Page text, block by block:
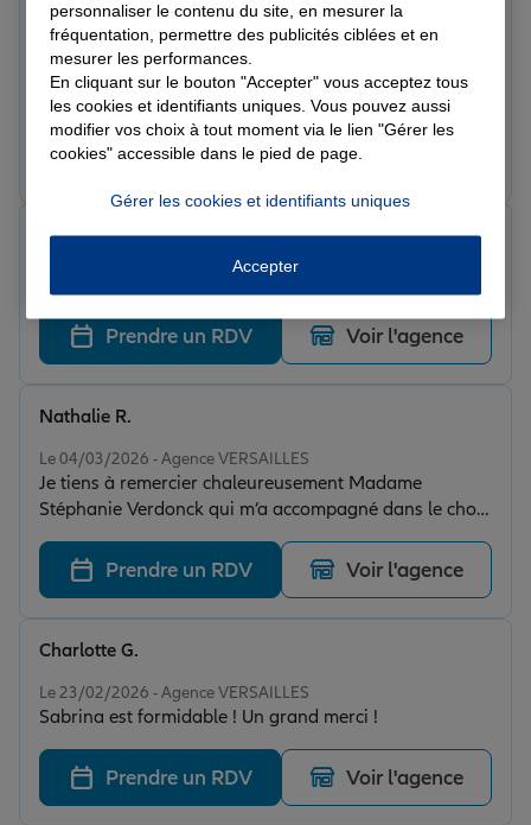
Note de 5 sur 5
Le 12/03/2026 - Agence VERSAILLES
Je suis venu pour faire un devis d’assurance auto et
habitation et j’ai été très bien accueilli. Stéphanie
Verdonck a pris le temps de m’expliquer les différentes
garanties et de me proposer un tarif adapté à ma
Je recommande cette agence pour leur sérieux et leur
Prendre un RDV Voir l'agence
Le 06/03/2026 - Agence VERSAILLES
Toshiro U.
Prendre un RDV Voir l'agence
Le 04/03/2026 - Agence VERSAILLES
Je tiens à remercier chaleureusement Madame
Stéphanie Verdonck qui m’a accompagné dans le choix
de ma nouvelle mutuelle. Elle a été très professionnelle
, à l’écoute et de très bon conseil. Merci pour votre aide
précieuse.
Nathalie R.
Prendre un RDV Voir l'agence
Le 23/02/2026 - Agence VERSAILLES
Sabrina est formidable ! Un grand merci !
Charlotte G.
Prendre un RDV Voir l'agence
personnaliser le contenu du site, en mesurer la
fréquentation, permettre des publicités ciblées et en
mesurer les performances.
En cliquant sur le bouton "Accepter" vous acceptez tous
les cookies et identifiants uniques. Vous pouvez aussi
modifier vos choix à tout moment via le lien "Gérer les
cookies" accessible dans le pied de page.
Gérer les cookies et identifiants uniques
Accepter